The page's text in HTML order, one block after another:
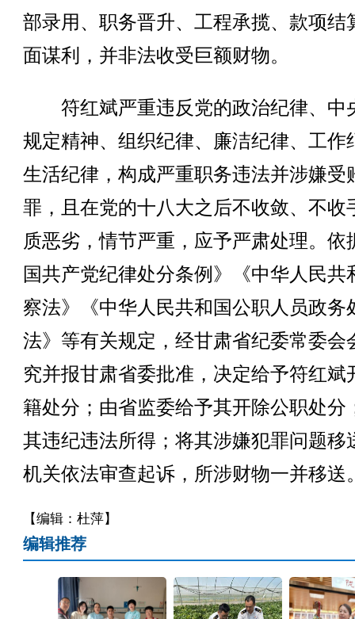
部录用、职务晋升、工程承揽、款项结
面谋利，并非法收受巨额财物。
符红斌严重违反党的政治纪律、中
规定精神、组织纪律、廉洁纪律、工作
生活纪律，构成严重职务违法并涉嫌受
罪，且在党的十八大之后不收敛、不收
质恶劣，情节严重，应予严肃处理。依
国共产党纪律处分条例》《中华人民共
察法》《中华人民共和国公职人员政务
法》等有关规定，经甘肃省纪委常委会
究并报甘肃省委批准，决定给予符红斌
籍处分；由省监委给予其开除公职处分
其违纪违法所得；将其涉嫌犯罪问题移
机关依法审查起诉，所涉财物一并移送
【编辑：杜萍】
编辑推荐